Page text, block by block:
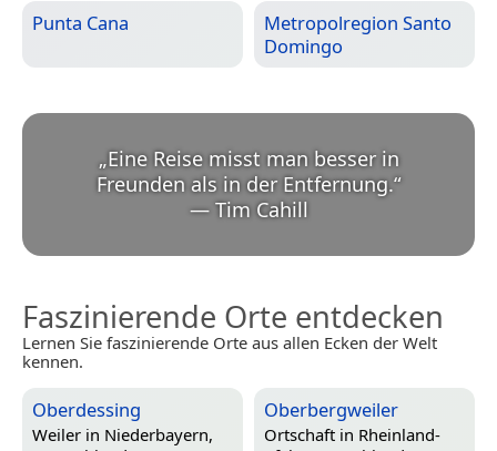
Punta Cana
Metropolregion Santo
Domingo
„Eine Reise misst man besser in
Freunden als in der Entfernung. “
— Tim Cahill
Faszinierende Orte entdecken
Lernen Sie faszinierende Orte aus allen Ecken der Welt
kennen.
Oberdessing
Weiler in Niederbayern,
Oberbergweiler
Ortschaft in Rheinland-